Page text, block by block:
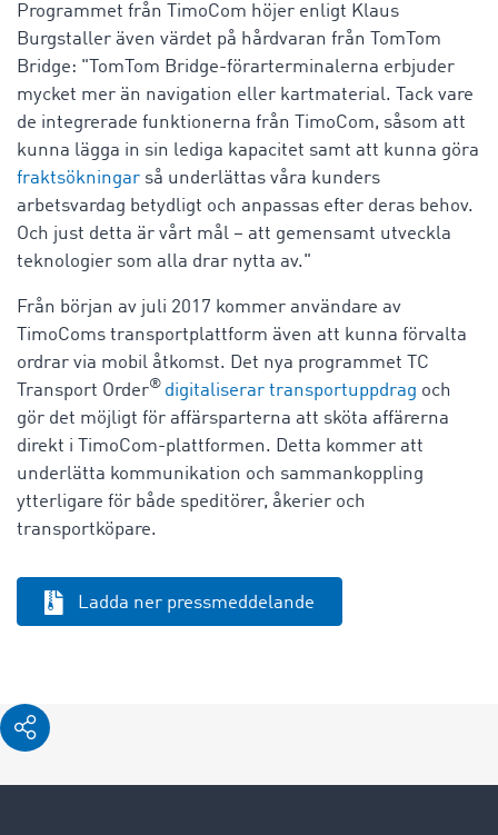
Programmet från TimoCom höjer enligt Klaus
Burgstaller även värdet på hårdvaran från TomTom
Bridge: "TomTom Bridge-förarterminalerna erbjuder
mycket mer än navigation eller kartmaterial. Tack vare
de integrerade funktionerna från TimoCom, såsom att
kunna lägga in sin lediga kapacitet samt att kunna göra
fraktsökningar så underlättas våra kunders
arbetsvardag betydligt och anpassas efter deras behov.
Och just detta är vårt mål – att gemensamt utveckla
teknologier som alla drar nytta av."
Från början av juli 2017 kommer användare av
TimoComs transportplattform även att kunna förvalta
ordrar via mobil åtkomst. Det nya programmet TC
Transport Order® digitaliserar transportuppdrag och
gör det möjligt för affärsparterna att sköta affärerna
direkt i TimoCom-plattformen. Detta kommer att
underlätta kommunikation och sammankoppling
ytterligare för både speditörer, åkerier och
transportköpare.
Ladda ner pressmeddelande